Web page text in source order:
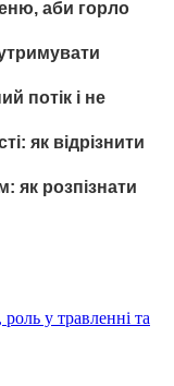
аби горло
потік і не
як відрізнити
як розпізнати
у травленні та